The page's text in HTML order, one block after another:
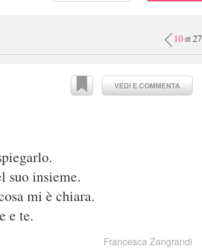
10di 27
VEDI E COMMENTA
suo insieme.
mi è chiara.
e te.
Francesca Zangrandi